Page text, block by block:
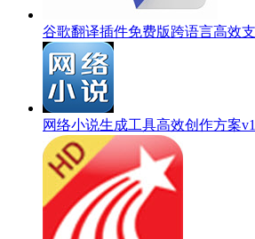
谷歌翻译插件免费版跨语言高效
网络小说生成工具高效创作方案